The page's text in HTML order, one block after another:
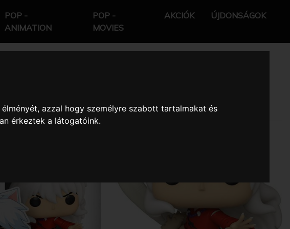
azzal hogy személyre szabott tartalmakat és
érkeztek a látogatóink.
POP -
ANIMATION
POP -
MOVIES
AKCIÓK ÚJDONSÁGOK